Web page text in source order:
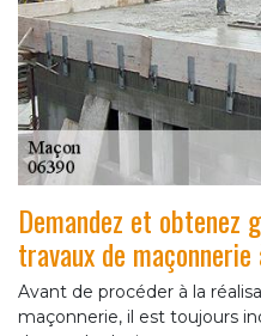
Demandez et obtenez
travaux de maçonnerie
Avant de procéder à la
maçonnerie, il est toujours